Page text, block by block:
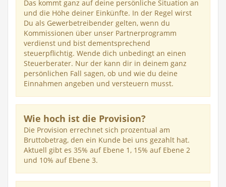
Das kommt ganz auf deine persönliche Situation an
und die Höhe deiner Einkünfte. In der Regel wirst
Du als Gewerbetreibender gelten, wenn du
Kommissionen über unser Partnerprogramm
verdienst und bist dementsprechend
steuerpflichtig. Wende dich unbedingt an einen
Steuerberater. Nur der kann dir in deinem ganz
persönlichen Fall sagen, ob und wie du deine
Einnahmen angeben und versteuern musst.
Wie hoch ist die Provision?
Die Provision errechnet sich prozentual am
Bruttobetrag, den ein Kunde bei uns gezahlt hat.
Aktuell gibt es 35% auf Ebene 1, 15% auf Ebene 2
und 10% auf Ebene 3.